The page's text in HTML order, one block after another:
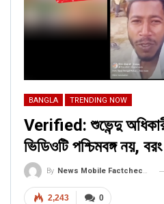
BANGLA TRENDING NOW
Verified: শুভেন্দু
ভিডিওটি পশ্চিমবঙ্গ নয়,
By News Mobile Factcheck Bureau
0
2,243